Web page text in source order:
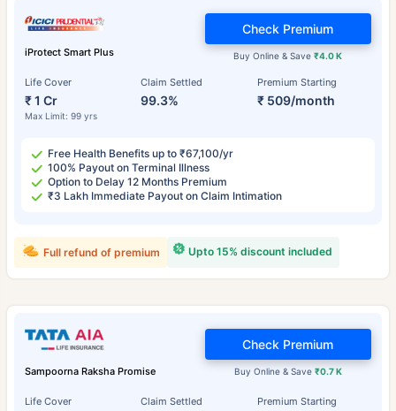
iProtect Smart Plus
Life Cover
₹ 1 Cr
Max Limit: 99 yrs
Claim Settled
99.3%
Premium Starting
₹ 509/month
Buy Online & Save₹4.0 K
Check Premium
Free Health Benefits up to ₹67,100/yr
100% Payout on Terminal Illness
Option to Delay 12 Months Premium
₹3 Lakh Immediate Payout on Claim Intimation
Upto 15% discount included
Full refund of premium
Sampoorna Raksha Promise
Life Cover Claim Settled Premium Starting
Buy Online & Save ₹0.7 K
Check Premium